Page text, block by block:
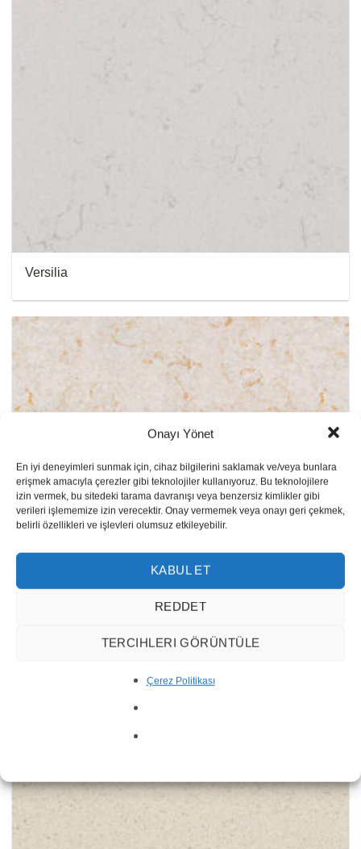
Onayı Yönet
En iyi deneyimleri sunmak için, cihaz bilgilerini saklamak ve/veya bunlara
erişmek amacıyla çerezler gibi teknolojiler kullanıyoruz. Bu teknolojilere
izin vermek, bu sitedeki tarama davranışı veya benzersiz kimlikler gibi
verileri işlememize izin verecektir. Onay vermemek veya onayı geri çekmek,
belirli özellikleri ve işlevleri olumsuz etkileyebilir.
KABUL ET
REDDET
TERCIHLERI GÖRÜNTÜLE
Çerez Politikası
Versilia